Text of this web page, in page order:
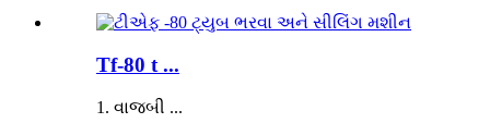
Tf-80 t ...
1. વાજબી ...